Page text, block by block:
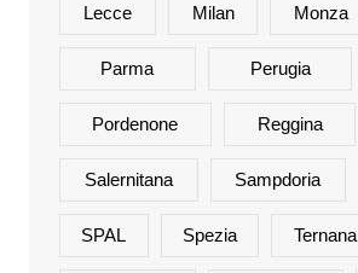
Lecce Milan Monza
Parma Perugia
Pordenone Reggina
Salernitana Sampdoria
SPAL Spezia Ternana